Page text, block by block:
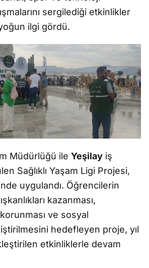
sergilediği etkinlikler
ilgi gördü.
Müdürlüğü ile Yeşilay iş
Sağlıklı Yaşam Ligi Projesi,
uygulandı. Öğrencilerin
kazanması,
korunması ve sosyal
hedefleyen proje, yıl
etkinliklerle devam